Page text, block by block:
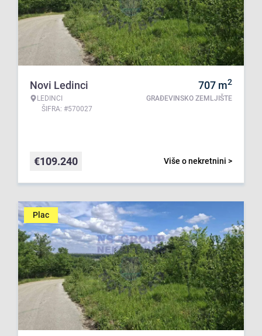
Novi Ledinci
LEDINCI
ŠIFRA: #570027
707 m2
GRAĐEVINSKO ZEMLJIŠTE
Više o nekretnini >
€109.240
Plac